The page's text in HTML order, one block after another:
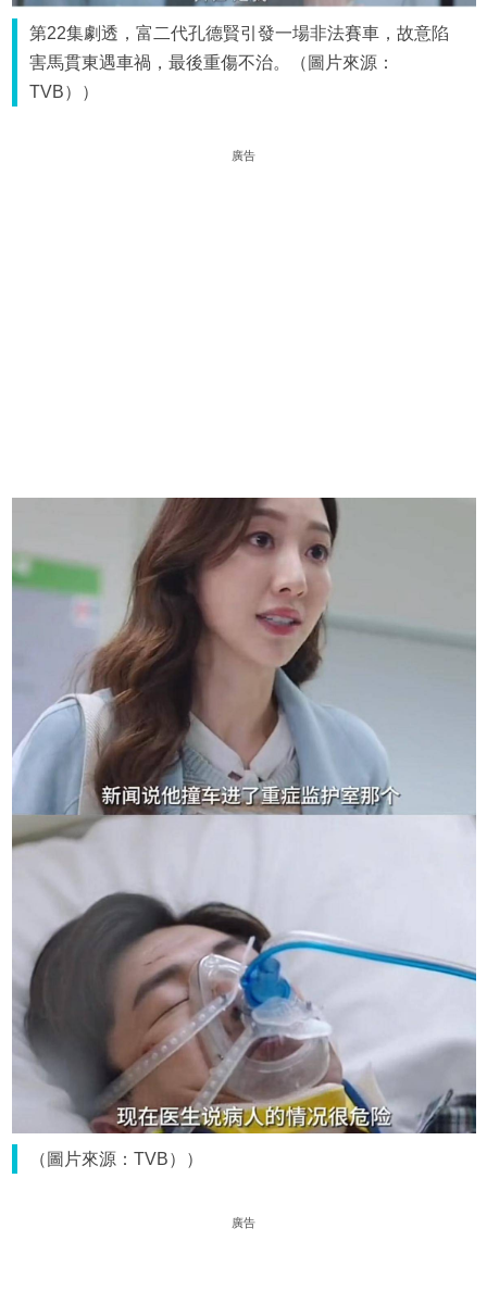
第22集劇透，富二代孔德賢引發一場非法賽車，故意陷
害馬貫東遇車禍，最後重傷不治。（圖片來源：
TVB））
廣告
（圖片來源：TVB））
廣告